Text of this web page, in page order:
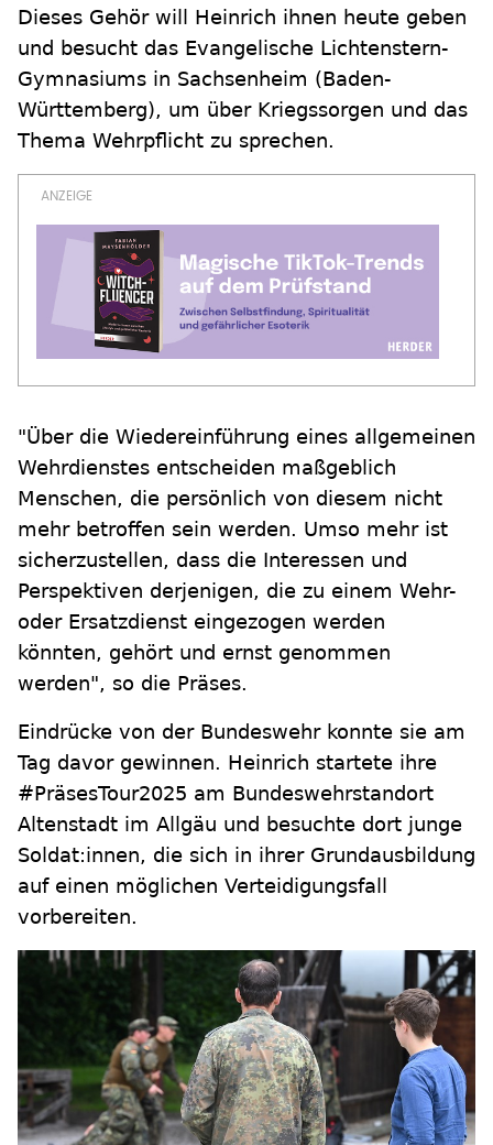
Dieses Gehör will Heinrich ihnen heute geben
und besucht das Evangelische Lichtenstern-
Gymnasiums in Sachsenheim (Baden-
Württemberg), um über Kriegssorgen und das
Thema Wehrpflicht zu sprechen.
"Über die Wiedereinführung eines allgemeinen
Wehrdienstes entscheiden maßgeblich
Menschen, die persönlich von diesem nicht
mehr betroffen sein werden. Umso mehr ist
sicherzustellen, dass die Interessen und
Perspektiven derjenigen, die zu einem Wehr-
oder Ersatzdienst eingezogen werden
könnten, gehört und ernst genommen
werden", so die Präses.
Eindrücke von der Bundeswehr konnte sie am
Tag davor gewinnen. Heinrich startete ihre
#PräsesTour2025 am Bundeswehrstandort
Altenstadt im Allgäu und besuchte dort junge
Soldat:innen, die sich in ihrer Grundausbildung
auf einen möglichen Verteidigungsfall
vorbereiten.